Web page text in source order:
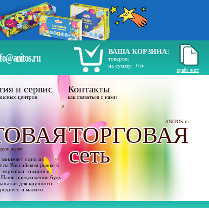
ВАША КОРЗИНА:
товаров:
на сумму:
0 р.
прайс лист
и сервис
центров
Контакты
как связаться с нами
ANITOS.ru
ТОРГОВАЯ
дарят
одно из
Российском рынке в
торговли товаров и
Наши предложения будут
как для крупного
и малого.
сеть